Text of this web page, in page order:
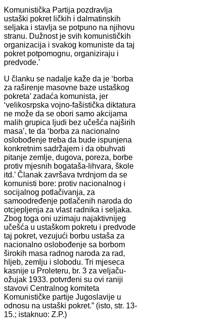
Komunistička Partija pozdravlja
ustaški pokret ličkih i dalmatinskih
seljaka i stavlja se potpuno na njihovu
stranu. Dužnost je svih komunističkih
organizacija i svakog komuniste da taj
pokret potpomognu, organiziraju i
predvode.’
U članku se nadalje kaže da je ‘borba
za raširenje masovne baze ustaškog
pokreta’ zadaća komunista, jer
‘velikosrpska vojno-fašistička diktatura
ne može da se obori samo akcijama
malih grupica ljudi bez učešća najširih
masa’, te da ‘borba za nacionalno
oslobođenje treba da bude ispunjena
konkretnim sadržajem i da obuhvati
pitanje zemlje, dugova, poreza, borbe
protiv mjesnih bogataša-lihvara, škole
itd.’ Članak završava tvrdnjom da se
komunisti bore: protiv nacionalnog i
socijalnog potlačivanja, za
samoodređenje potlačenih naroda do
otcjepljenja za vlast radnika i seljaka.
Zbog toga oni uzimaju najaktivnijeg
učešća u ustaškom pokretu i predvode
taj pokret, vezujući borbu ustaša za
nacionalno oslobođenje sa borbom
širokih masa radnog naroda za rad,
hljeb, zemlju i slobodu. Tri mjeseca
kasnije u Proleteru, br. 3 za veljaču-
ožujak 1933. potvrđeni su ovi raniji
stavovi Centralnog komiteta
Komunističke partije Jugoslavije u
odnosu na ustaški pokret.” (isto, str. 13-
15.; istaknuo: Z.P.)